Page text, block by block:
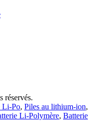
réservés.
Li-Po, Piles au lithium-ion,
Li-Polymère, Batterie